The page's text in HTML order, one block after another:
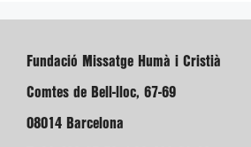
Fundació Missatge Humà i Cristià
Comtes de Bell-lloc, 67-69
08014 Barcelona